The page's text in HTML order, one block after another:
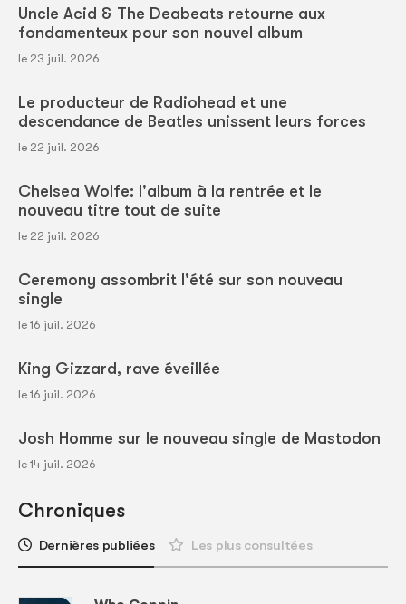
Uncle Acid & The Deabeats retourne aux
fondamenteux pour son nouvel album
le 23 juil. 2026
Le producteur de Radiohead et une
descendance de Beatles unissent leurs forces
le 22 juil. 2026
Chelsea Wolfe: l'album à la rentrée et le
nouveau titre tout de suite
le 22 juil. 2026
Ceremony assombrit l'été sur son nouveau
single
le 16 juil. 2026
King Gizzard, rave éveillée
le 16 juil. 2026
Josh Homme sur le nouveau single de Mastodon
le 14 juil. 2026
Chroniques
Dernières publiées Les plus consultées